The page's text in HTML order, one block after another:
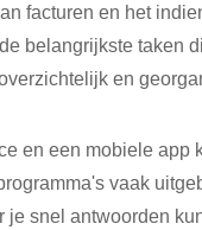
facturen en het
belangrijkste taken
en
en een mobiele app
vaak
je snel antwoorden